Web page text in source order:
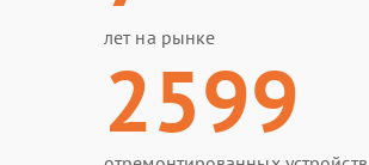
лет на рынке
2599